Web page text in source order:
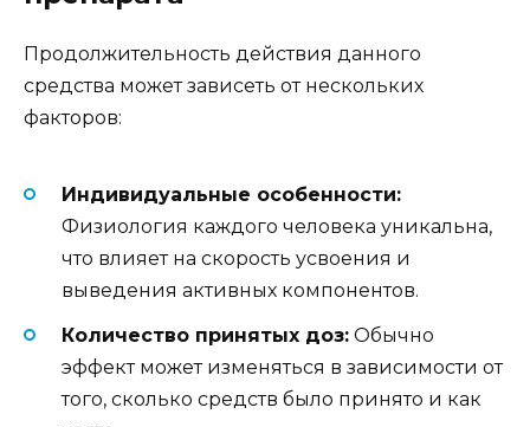
Продолжительность действия данного
средства может зависеть от нескольких
факторов:
Индивидуальные особенности:
Физиология каждого человека уникальна,
что влияет на скорость усвоения и
выведения активных компонентов.
Количество принятых доз: Обычно
эффект может изменяться в зависимости от
того, сколько средств было принято и как